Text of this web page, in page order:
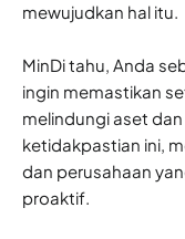
mewujudkan hal itu.
MinDi tahu, Anda
ingin memastikan
melindungi aset
ketidakpastian ini,
dan perusahaan
proaktif.